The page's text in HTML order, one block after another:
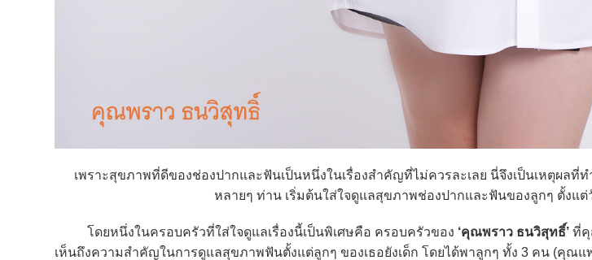
เพราะสุขภาพที่ดีของช่องปากและฟันเป็นหนึ่งในเรื่องสำคัญที่ไม่ควรละเลย นี่จึงเป็นเหตุผล
หลายๆ ท่าน เริ่มต้นใส่ใจดูแลสุขภาพช่องปากและฟันของลูกๆ ตั้งแต่
โดยหนึ่งในครอบครัวที่ใส่ใจดูแลเรื่องนี้เป็นพิเศษคือ ครอบครัวของ ‘คุณพราว ธนวิสุทธิ์’ ที่คุ
เห็นถึงความสำคัญในการดูแลสุขภาพฟันตั้งแต่ลูกๆ ของเธอยังเด็ก โดยได้พาลูกๆ ทั้ง 3 คน (คุณ